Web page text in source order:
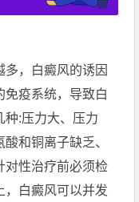
，白癜风的诱因
免疫系统，导致白
种:压力大、压力
和铜离子缺乏、
对性治疗前必须检
，白癜风可以并发